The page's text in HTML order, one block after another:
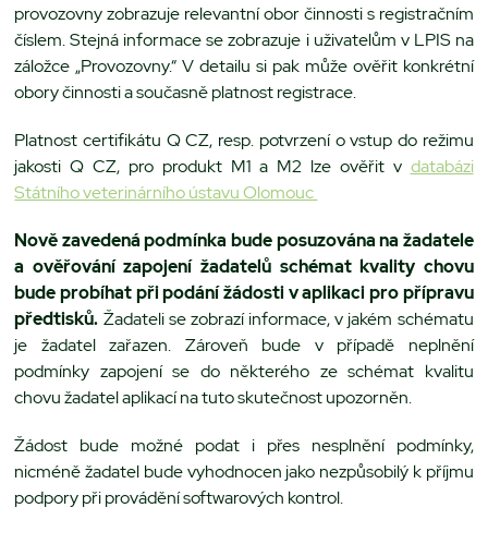
provozovny zobrazuje relevantní obor činnosti s registračním
číslem. Stejná informace se zobrazuje i uživatelům v LPIS na
záložce „Provozovny.“ V detailu si pak může ověřit konkrétní
obory činnosti a současně platnost registrace.
Platnost certifikátu Q CZ, resp. potvrzení o vstup do režimu
jakosti Q CZ, pro produkt M1 a M2 lze ověřit v databázi
Státního veterinárního ústavu Olomouc
Nově zavedená podmínka bude posuzována na žadatele
a ověřování zapojení žadatelů schémat kvality chovu
bude probíhat při podání žádosti v aplikaci pro přípravu
předtisků. Žadateli se zobrazí informace, v jakém schématu
je žadatel zařazen. Zároveň bude v případě neplnění
podmínky zapojení se do některého ze schémat kvalitu
chovu žadatel aplikací na tuto skutečnost upozorněn.
Žádost bude možné podat i přes nesplnění podmínky,
nicméně žadatel bude vyhodnocen jako nezpůsobilý k příjmu
podpory při provádění softwarových kontrol.